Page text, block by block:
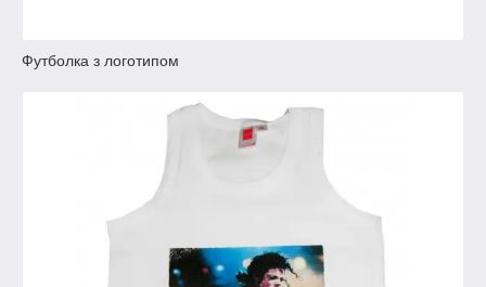
Футболка з логотипом